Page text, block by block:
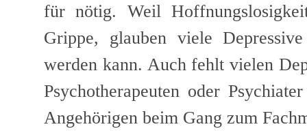
für nötig. Weil
Grippe, glauben viele
werden kann. Auch fehlt vielen
Psychotherapeuten oder
Angehörigen beim Gang zum